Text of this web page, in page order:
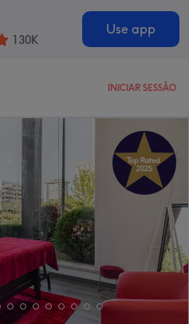
130K
Use app
INICIAR SESSÃO